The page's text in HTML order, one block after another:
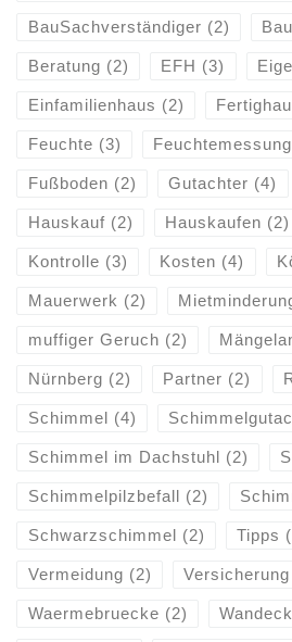
BauSachverständiger (2)
Beratung (2) EFH (3)
Einfamilienhaus (2)
Feuchte (3) Feuchtemessung
Fußboden (2) Gutachter (4)
Hauskauf(2) Hauskaufen (2)
Kontrolle (3) Kosten (4)
Mauerwerk (2)
muffiger Geruch (2)
Nürnberg (2) Partner (2)
Schimmel (4)
Schimmel im Dachstuhl (2)
Schimmelpilzbefall (2)
Schwarzschimmel (2) Tipps
Vermeidung (2) Versicherung
Waermebruecke (2)